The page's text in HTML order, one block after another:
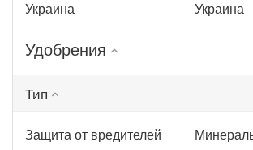
Украина Украина
Удобрения
Тип
Защита от вредителей